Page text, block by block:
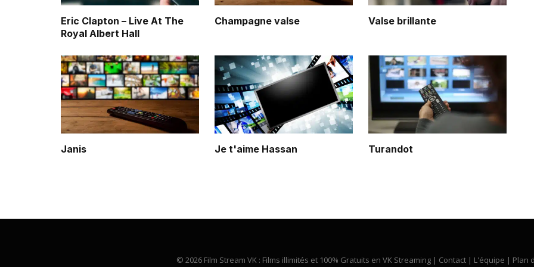
Eric Clapton – Live At The
Royal Albert Hall
Champagne valse Valse brillante
Janis Je t'aime Hassan Turandot
© 2026 Film Stream VK : Films illimités et 100% Gratuits en VK Streaming | Contact | L'équipe | Plan